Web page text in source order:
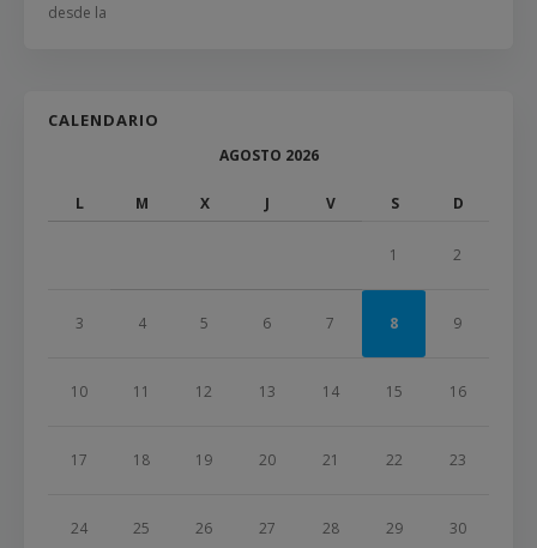
desde la
CALENDARIO
AGOSTO 2026
L M X J V S D
1 2
3 4 5 6 7 8 9
10 11 12 13 14 15 16
17 18 19 20 21 22 23
24 25 26 27 28 29 30